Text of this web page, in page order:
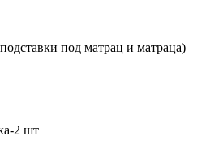
под матрац и матраца)
2 шт